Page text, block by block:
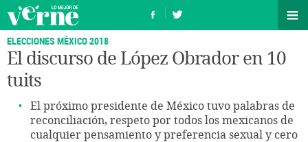
ELECCIONES MÉXICO 2018
El discurso de López Obrador en 10
tuits
El próximo presidente de México tuvo palabras de
reconciliación, respeto por todos los mexicanos de
cualquier pensamiento y preferencia sexual y cero